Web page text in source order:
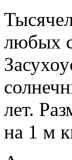
любых
лет.
на 1 м